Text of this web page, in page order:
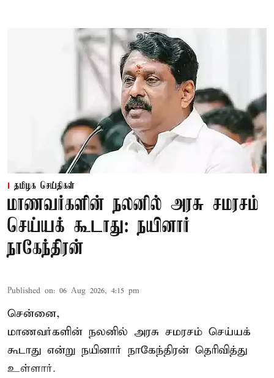
தமிழக செய்திகள்
மாணவர்களின் நலனில் அரசு சமரசம்
செய்யக் கூடாது: நயினார்
நாகேந்திரன்
Published on: 06 Aug 2026, 4:15 pm
சென்னை,
மாணவர்களின் நலனில் அரசு சமரசம் செய்யக்
கூடாது என்று நயினார் நாகேந்திரன் தெரிவித்து
உள்ளார்.